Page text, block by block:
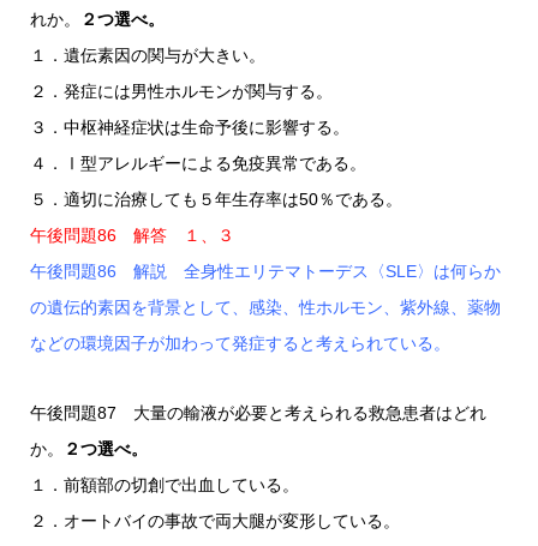
れか。
２つ選べ。
１．遺伝素因の関与が大きい。
２．発症には男性ホルモンが関与する。
３．中枢神経症状は生命予後に影響する。
４．Ⅰ型アレルギーによる免疫異常である。
５．適切に治療しても５年生存率は50％である。
午後問題86 解答 １、３
午後問題86 解説 全身性エリテマトーデス〈SLE〉は何らか
の遺伝的素因を背景として、感染、性ホルモン、紫外線、薬物
などの環境因子が加わって発症すると考えられている。
午後問題87 大量の輸液が必要と考えられる救急患者はどれ
か。
２つ選べ。
１．前額部の切創で出血している。
２．オートバイの事故で両大腿が変形している。